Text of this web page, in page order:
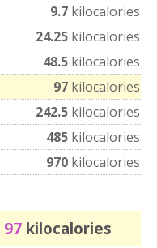
9.7 kilocalories
24.25 kilocalories
48.5 kilocalories
97 kilocalories
242.5 kilocalories
485 kilocalories
970 kilocalories
97 kilocalories